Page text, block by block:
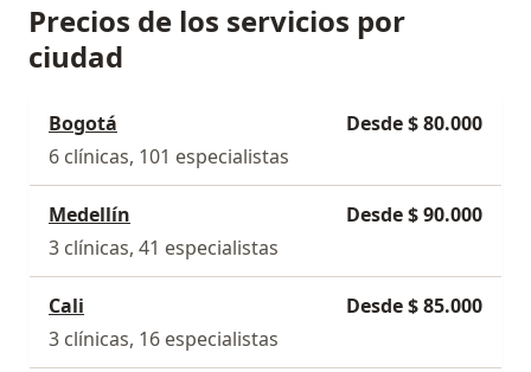
Precios de los servicios por
ciudad
Bogotá
Desde $ 80.000
6 clínicas, 101 especialistas
Medellín
Desde $ 90.000
3 clínicas, 41 especialistas
Cali
Desde $ 85.000
3 clínicas, 16 especialistas